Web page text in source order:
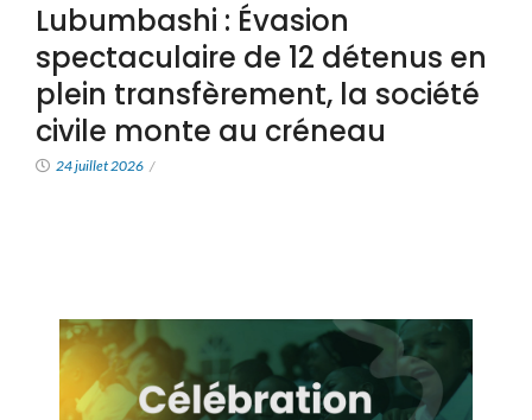
Lubumbashi : Évasion
spectaculaire de 12 détenus en
plein transfèrement, la société
civile monte au créneau
24 juillet 2026 /